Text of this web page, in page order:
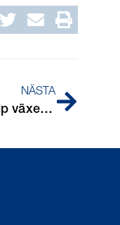
NÄSTA
Purus Clip växer – nu även för Ø18/22 mm rör